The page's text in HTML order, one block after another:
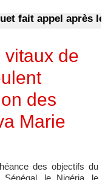
appel après le
vitaux de
des
Marie
des objectifs du
Sénégal, le Nigéria, le